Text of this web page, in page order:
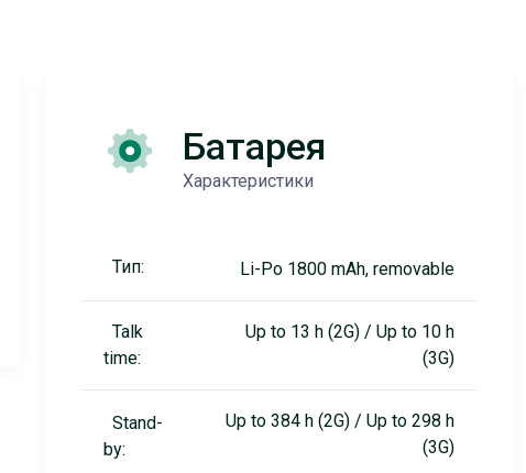
Батарея
Характеристики
Тип: Li-Po 1800 mAh, removable
Talk
time:
Up to 13 h (2G) / Up to 10 h
(3G)
Stand-
by:
Up to 384 h (2G) / Up to 298 h
(3G)